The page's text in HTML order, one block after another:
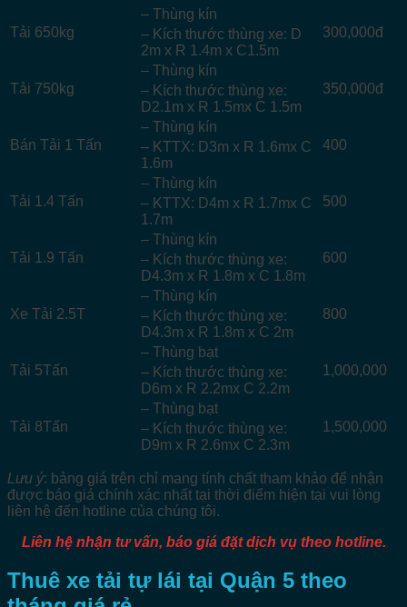
Tải 650kg
– Thùng kín
300,000đ
– Kích thước thùng xe: D
2m x R 1.4m x C1.5m
Tải 750kg
– Thùng kín
350,000đ
– Kích thước thùng xe:
D2.1m x R 1.5mx C 1.5m
Bán Tải 1 Tấn
– Thùng kín
400
– KTTX: D3m x R 1.6mx C
1.6m
Tải 1.4 Tấn
– Thùng kín
500
– KTTX: D4m x R 1.7mx C
1.7m
Tải 1.9 Tấn
– Thùng kín
600
– Kích thước thùng xe:
D4.3m x R 1.8m x C 1.8m
Xe Tải 2.5T
– Thùng kín
800
– Kích thước thùng xe:
D4.3m x R 1.8m x C 2m
Tải 5Tấn
– Thùng bạt
1,000,000
– Kích thước thùng xe:
D6m x R 2.2mx C 2.2m
Tải 8Tấn
– Thùng bạt
1,500,000
– Kích thước thùng xe:
D9m x R 2.6mx C 2.3m
Lưu ý: bảng giá trên chỉ mang tính chất tham khảo để nhận
được báo giá chính xác nhất tại thời điểm hiện tại vui lòng
liên hệ đến hotline của chúng tôi.
Liên hệ nhận tư vấn, báo giá đặt dịch vụ theo hotline.
Thuê xe tải tự lái tại Quận 5 theo